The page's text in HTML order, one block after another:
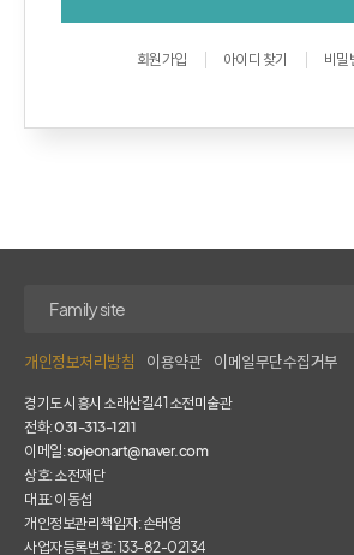
회원가입 아이디 찾기 비밀
경기도 시흥시 소래산길41 소전미술관
전화:031-313-1211
이메일:sojeonart@naver.com
상호: 소전재단
대표: 이동섭
개인정보관리책임자: 손태영
사업자등록번호: 133-82-02134
개인정보처리방침 이용약관 이메일무단수집거부